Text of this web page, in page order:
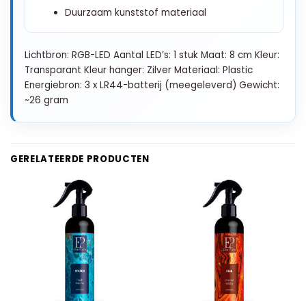
Duurzaam kunststof materiaal
Lichtbron: RGB-LED Aantal LED’s: 1 stuk Maat: 8 cm Kleur:
Transparant Kleur hanger: Zilver Materiaal: Plastic
Energiebron: 3 x LR44-batterij (meegeleverd) Gewicht:
~26 gram
GERELATEERDE PRODUCTEN